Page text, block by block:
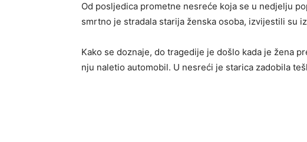
Od posljedica prometne nesreće koja se u nedjelju
smrtno je stradala starija ženska osoba, izvijestili su
Kako se doznaje, do tragedije je došlo kada je žena
nju naletio automobil. U nesreći je starica zadobila